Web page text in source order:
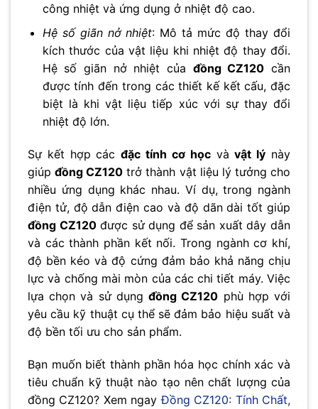
công nhiệt và ứng dụng ở nhiệt độ cao.
Hệ số giãn nở nhiệt: Mô tả mức độ thay đổi
kích thước của vật liệu khi nhiệt độ thay đổi.
Hệ số giãn nở nhiệt của đồng CZ120 cần
được tính đến trong các thiết kế kết cấu, đặc
biệt là khi vật liệu tiếp xúc với sự thay đổi
nhiệt độ lớn.
Sự kết hợp cácđặc tính cơ họcvàvật lý này
giúpđồng CZ120 trở thành vật liệu lý tưởng cho
nhiều ứng dụng khác nhau. Ví dụ, trong ngành
điện tử, độ dẫn điện cao và độ dãn dài tốt giúp
đồng CZ120được sử dụng để sản xuất dây dẫn
và các thành phần kết nối. Trong ngành cơ khí,
độ bền kéo và độ cứng đảm bảo khả năng chịu
lực và chống mài mòn của các chi tiết máy. Việc
lựa chọn và sử dụngđồng CZ120 phù hợp với
yêu cầu kỹ thuật cụ thể sẽ đảm bảo hiệu suất và
độ bền tối ưu cho sản phẩm.
Bạn muốn biết thành phần hóa học chính xác và
tiêu chuẩn kỹ thuật nào tạo nên chất lượng của
đồng CZ120? Xem ngayĐồng CZ120: Tính Chất,